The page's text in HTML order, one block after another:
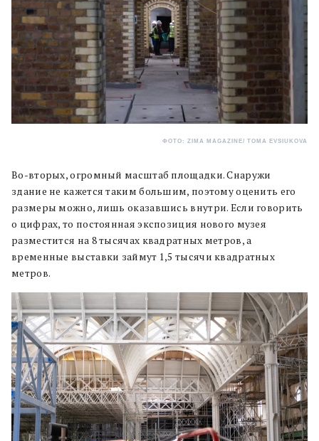
ФОТО: ZIMA MAGAZINE/ TOMA EVSIUKOVA
Во-вторых, огромный масштаб площадки. Снаружи
здание не кажется таким большим, поэтому оценить его
размеры можно, лишь оказавшись внутри. Если говорить
о цифрах, то постоянная экспозиция нового музея
разместится на 8 тысячах квадратных метров, а
временные выставки займут 1,5 тысячи квадратных
метров.